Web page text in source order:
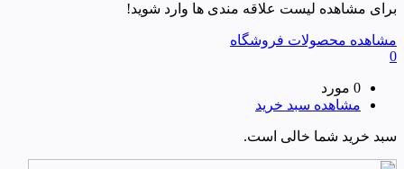
برای مشاهده لیست علاقه مندی ها وارد شوید!
مشاهده محصولات فروشگاه
0
0 مورد
مشاهده سبد خرید
سبد خرید شما خالی است.